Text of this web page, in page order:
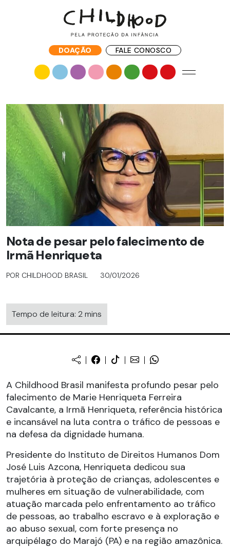
DOAÇÃO FALE CONOSCO
Nota de pesar pelo falecimento de
Irmã Henriqueta
POR CHILDHOOD BRASIL 30/01/2026
Tempo de leitura: 2 mins
A Childhood Brasil manifesta profundo pesar pelo
falecimento de Marie Henriqueta Ferreira
Cavalcante, a Irmã Henriqueta, referência histórica
e incansável na luta contra o tráfico de pessoas e
na defesa da dignidade humana.
Presidente do Instituto de Direitos Humanos Dom
José Luis Azcona, Henriqueta dedicou sua
trajetória à proteção de crianças, adolescentes e
mulheres em situação de vulnerabilidade, com
atuação marcada pelo enfrentamento ao tráfico
de pessoas, ao trabalho escravo e à exploração e
ao abuso sexual, com forte presença no
arquipélago do Marajó (PA) e na região amazônica.